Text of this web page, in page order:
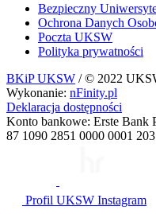
Bezpieczny
Ochrona Danych
Poczta UKSW
Polityka prywatności
BKiP UKSW / © 2022
Wykonanie: nFinity.pl
Deklaracja dostępności
Konto bankowe: Erste Bank
87 1090 2851 0000 0001
Profil UKSW Instagram